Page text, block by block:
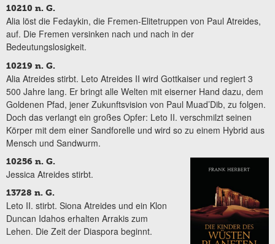
10210 n. G.
Alia löst die Fedaykin, die Fremen-Elitetruppen von Paul Atreides,
auf. Die Fremen versinken nach und nach in der
Bedeutungslosigkeit.
10219 n. G.
Alia Atreides stirbt. Leto Atreides II wird Gottkaiser und regiert 3
500 Jahre lang. Er bringt alle Welten mit eiserner Hand dazu, dem
Goldenen Pfad, jener Zukunftsvision von Paul Muad’Dib, zu folgen.
Doch das verlangt ein großes Opfer: Leto II. verschmilzt seinen
Körper mit dem einer Sandforelle und wird so zu einem Hybrid aus
Mensch und Sandwurm.
10256 n. G.
Jessica Atreides stirbt.
13728 n. G.
​Leto II. stirbt. Siona Atreides und ein Klon
Duncan Idahos erhalten Arrakis zum
Lehen. Die Zeit der Diaspora beginnt.